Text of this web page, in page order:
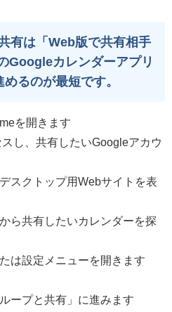
有は「Web版で共有相手
Googleカレンダーアプリ
るのが最短です。
を開きます
し、共有したいGoogleアカウ
スクトップ用Webサイトを表
ら共有したいカレンダーを探
は設定メニューを開きます
ープと共有」に進みます